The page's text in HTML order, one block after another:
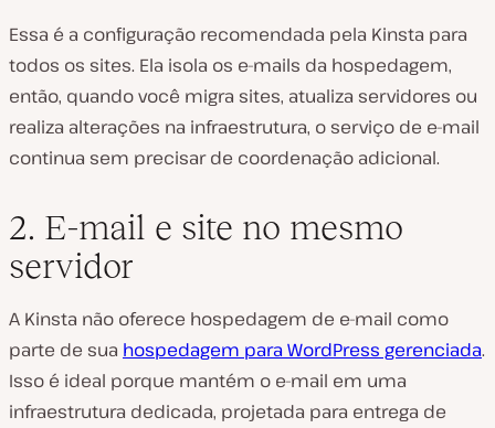
Essa é a configuração recomendada pela Kinsta para
todos os sites. Ela isola os e-mails da hospedagem,
então, quando você migra sites, atualiza servidores ou
realiza alterações na infraestrutura, o serviço de e-mail
continua sem precisar de coordenação adicional.
2. E-mail e site no mesmo
servidor
A Kinsta não oferece hospedagem de e-mail como
parte de sua hospedagem para WordPress gerenciada.
Isso é ideal porque mantém o e-mail em uma
infraestrutura dedicada, projetada para entrega de